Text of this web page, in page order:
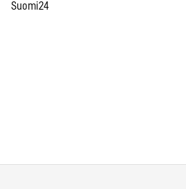
Suomi24